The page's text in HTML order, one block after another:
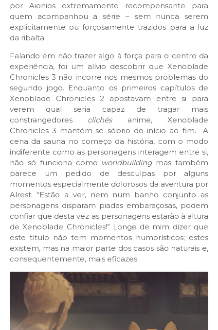
por Aionios extremamente recompensante para
quem acompanhou a série – sem nunca serem
explicitamente ou forçosamente trazidos para a luz
da ribalta.
Falando em não trazer algo à força para o centro da
experiência, foi um alívio descobrir que Xenoblade
Chronicles 3 não incorre nos mesmos problemas do
segundo jogo. Enquanto os primeiros capítulos de
Xenoblade Chronicles 2 apostavam entre si para
verem qual seria capaz de tragar mais
constrangedores clichés anime, Xenoblade
Chronicles 3 mantém-se sóbrio do início ao fim. A
cena da sauna no começo da história, com o modo
indiferente como as personagens interagem entre si,
não só funciona como worldbuildingmas também
parece um pedido de desculpas por alguns
momentos especialmente dolorosos da aventura por
Alrest: “Estão a ver, nem num banho conjunto as
personagens disparam piadas embaraçosas, podem
confiar que desta vez as personagens estarão à altura
de Xenoblade Chronicles!” Longe de mim dizer que
este título não tem momentos humorísticos; estes
existem, mas na maior parte dos casos são naturais e,
consequentemente, mais eficazes.